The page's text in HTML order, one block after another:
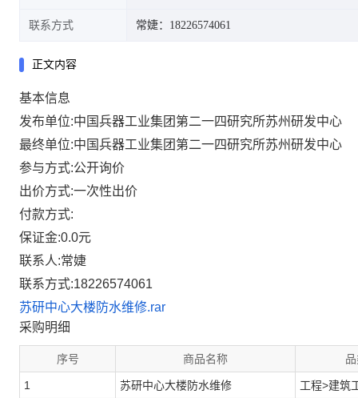
联系方式 常婕：18226574061
正文内容
基本信息
发布单位:中国兵器工业集团第二一四研究所苏州研发中心
最终单位:中国兵器工业集团第二一四研究所苏州研发中心
参与方式:公开询价
出价方式:一次性出价
付款方式:
保证金:0.0元
联系人:常婕
联系方式:18226574061
苏研中心大楼防水维修.rar
采购明细
序号 商品名称
1 苏研中心大楼防水维修 工程>建筑